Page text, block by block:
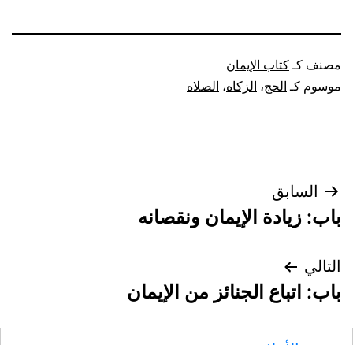
مصنف كـ كتاب الإيمان
موسوم كـ الحج، الزكاه، الصلاه
تصفّح
المقالات
السابق
باب: زيادة الإيمان ونقصانه
التالي
باب: اتباع الجنائز من الإيمان